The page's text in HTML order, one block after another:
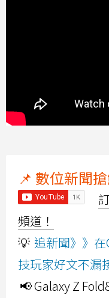
📌 數位新聞搶
頻道！
💡 追新聞》》
技玩家好文不漏
📢 Galaxy Z